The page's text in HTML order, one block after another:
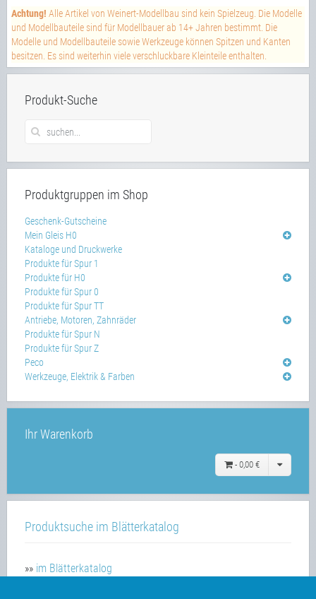
Achtung! Alle Artikel von Weinert-Modellbau sind kein Spielzeug. Die Modelle
und Modellbauteile sind für Modellbauer ab 14+ Jahren bestimmt. Die
Modelle und Modellbauteile sowie Werkzeuge können Spitzen und Kanten
besitzen. Es sind weiterhin viele verschluckbare Kleinteile enthalten.
Produkt-Suche
Produktgruppen im Shop
Geschenk-Gutscheine
Mein Gleis H0
Kataloge und Druckwerke
Produkte für Spur 1
Produkte für H0
Produkte für Spur 0
Produkte für Spur TT
Antriebe, Motoren, Zahnräder
Produkte für Spur N
Produkte für Spur Z
Peco
Werkzeuge, Elektrik & Farben
Ihr Warenkorb
- 0,00 €
Produktsuche im Blätterkatalog
»» im Blätterkatalog